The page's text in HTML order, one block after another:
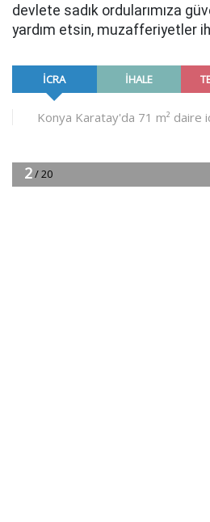
devlete sadık ordularımıza
yardım etsin, muzafferiyetler